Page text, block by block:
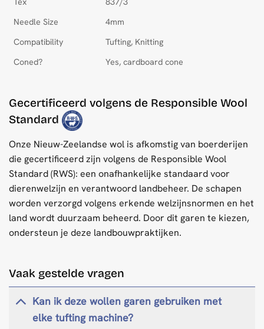
Needle Size
4mm
Compatibility
Tufting, Knitting
Coned?
Yes, cardboard cone
Gecertificeerd volgens de Responsible Wool
Standard
Onze Nieuw-Zeelandse wol is afkomstig van boerderijen
die gecertificeerd zijn volgens de Responsible Wool
Standard (RWS): een onafhankelijke standaard voor
dierenwelzijn en verantwoord landbeheer. De schapen
worden verzorgd volgens erkende welzijnsnormen en het
land wordt duurzaam beheerd. Door dit garen te kiezen,
ondersteun je deze landbouwpraktijken.
Vaak gestelde vragen
Kan ik deze wollen garen gebruiken met
elke tufting machine?